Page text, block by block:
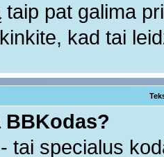
taip pat galima
kad tai
BBKodas?
tai specialus